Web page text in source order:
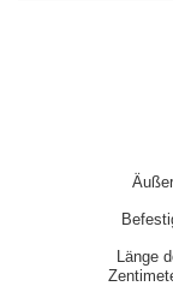
Länge